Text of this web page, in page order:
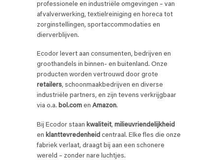
professionele en industriële omgevingen – van
afvalverwerking, textielreiniging en horeca tot
zorginstellingen, sportaccommodaties en
dierverblijven.
Ecodor levert aan consumenten, bedrijven en
groothandels in binnen- en buitenland. Onze
producten worden vertrouwd door grote
retailers, schoonmaakbedrijven en diverse
industriële partners, en zijn tevens verkrijgbaar
via o.a. bol.com en Amazon.
Bij Ecodor staan kwaliteit, milieuvriendelijkheid
en klanttevredenheid centraal. Elke fles die onze
fabriek verlaat, draagt bij aan een schonere
wereld – zonder nare luchtjes.